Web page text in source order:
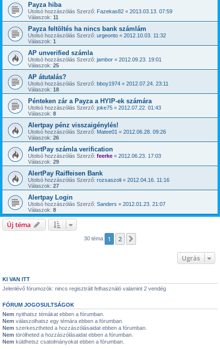
Payza hiba
Utolsó hozzászólás Szerző: Fazekas82 « 2013.03.13. 07:59
Válaszok: 11
Payza feltöltés ha nincs bank számlám
Utolsó hozzászólás Szerző: urgeonto « 2012.10.03. 11:32
Válaszok: 1
AP unverified számla
Utolsó hozzászólás Szerző: jambor « 2012.09.23. 19:01
Válaszok: 25
AP átutalás?
Utolsó hozzászólás Szerző: bboy1974 « 2012.07.24. 23:11
Válaszok: 18
Pénteken zár a Payza a HYIP-ek számára
Utolsó hozzászólás Szerző: joke75 « 2012.07.22. 01:43
Válaszok: 8
Alertpay pénz visszaigénylés!
Utolsó hozzászólás Szerző: Matee01 « 2012.06.28. 09:26
Válaszok: 26
AlertPay számla verification
Utolsó hozzászólás Szerző: feerke « 2012.06.23. 17:03
Válaszok: 29
AlertPay Raiffeisen Bank
Utolsó hozzászólás Szerző: rozsaszoli « 2012.04.16. 11:16
Válaszok: 27
Alertpay Login
Utolsó hozzászólás Szerző: Sanders « 2012.01.23. 21:07
Válaszok: 8
Új téma
30 téma 1 2
Ugrás
KI VAN ITT
Jelenlévő fórumozók: nincs regisztrált felhasználó valamint 2 vendég
FÓRUM JOGOSULTSÁGOK
Nem nyithatsz témákat ebben a fórumban.
Nem válaszolhatsz egy témára ebben a fórumban.
Nem szerkesztheted a hozzászólásaidat ebben a fórumban.
Nem törölheted a hozzászólásaidat ebben a fórumban.
Nem küldhetsz csatolmányokat ebben a fórumban.